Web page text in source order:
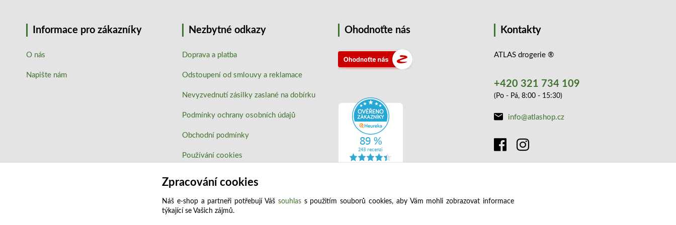
Informace pro zákazníky
O nás
Napište nám
Nezbytné odkazy
Doprava a platba
Odstoupení od smlouvy a reklamace
Nevyzvednutí zásilky zaslané na dobírku
Podmínky ochrany osobních údajů
Obchodní podmínky
Používání cookies
Ohodnoťte nás Kontakty
ATLAS drogerie ®
+420 321 734 109
(Po - Pá, 8:00 - 15:30)
info@atlashop.cz
Zpracování cookies
Náš e-shop a partneři potřebují Váš souhlass použitím souborů cookies, aby Vám mohli zobrazovat informace
týkající se Vašich zájmů.